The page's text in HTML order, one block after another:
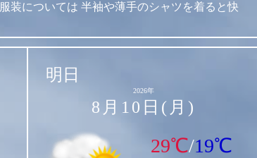
服装については 半袖や薄手のシャツを着ると快
明日
2026年
8月10日(月)
29℃/19℃